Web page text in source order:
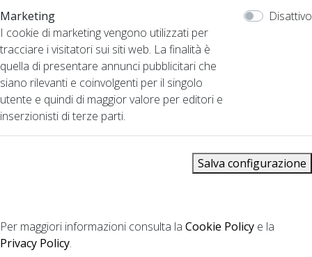
Marketing
I cookie di marketing vengono utilizzati per
tracciare i visitatori sui siti web. La finalità è
quella di presentare annunci pubblicitari che
siano rilevanti e coinvolgenti per il singolo
utente e quindi di maggior valore per editori e
inserzionisti di terze parti.
Disattivo
Salva configurazione
Per maggiori informazioni consulta la Cookie Policy e la
Privacy Policy.